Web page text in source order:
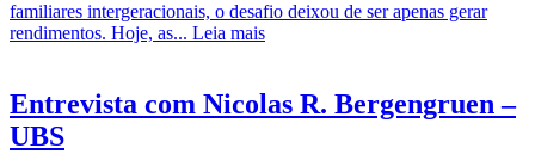
familiares intergeracionais, o desafio deixou de ser apenas gerar
rendimentos. Hoje, as... Leia mais
Entrevista com Nicolas R. Bergengruen –
UBS